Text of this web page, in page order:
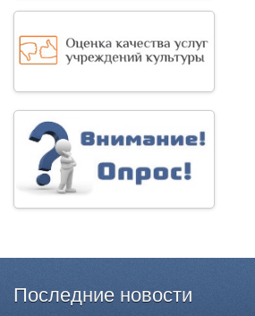
Последние новости